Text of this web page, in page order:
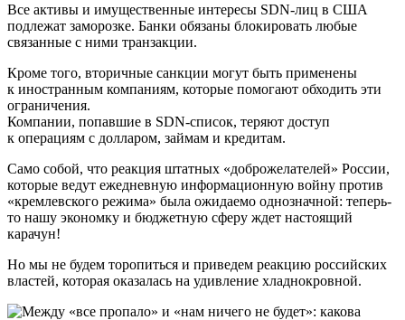
Все активы и имущественные интересы SDN-лиц в США
подлежат заморозке. Банки обязаны блокировать любые
связанные с ними транзакции.
Кроме того, вторичные санкции могут быть применены
к иностранным компаниям, которые помогают обходить эти
ограничения.
Компании, попавшие в SDN-список, теряют доступ
к операциям с долларом, займам и кредитам.
Само собой, что реакция штатных «доброжелателей» России,
которые ведут ежедневную информационную войну против
«кремлевского режима» была ожидаемо однозначной: теперь-
то нашу экономку и бюджетную сферу ждет настоящий
карачун!
Но мы не будем торопиться и приведем реакцию российских
властей, которая оказалась на удивление хладнокровной.